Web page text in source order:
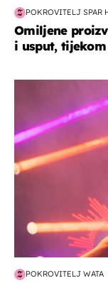
POKROVITELJ SPAR
Omiljene
i usput,
POKROVITELJ WATA